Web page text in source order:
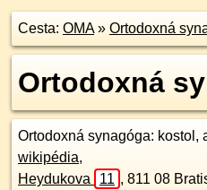
Cesta: OMA» Ortodoxná
Ortodoxná
Ortodoxná synagóga: kostol,
wikipédia,
Heydukova
11 , 811 08